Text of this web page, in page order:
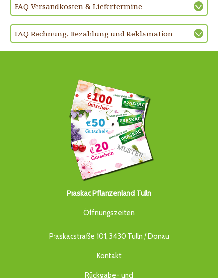
FAQ Versandkosten & Liefertermine
FAQ Rechnung, Bezahlung und Reklamation
Praskac Pflanzenland Tulln
Öffnungszeiten
Praskacstraße 101, 3430 Tulln / Donau
Kontakt
Rückgabe- und